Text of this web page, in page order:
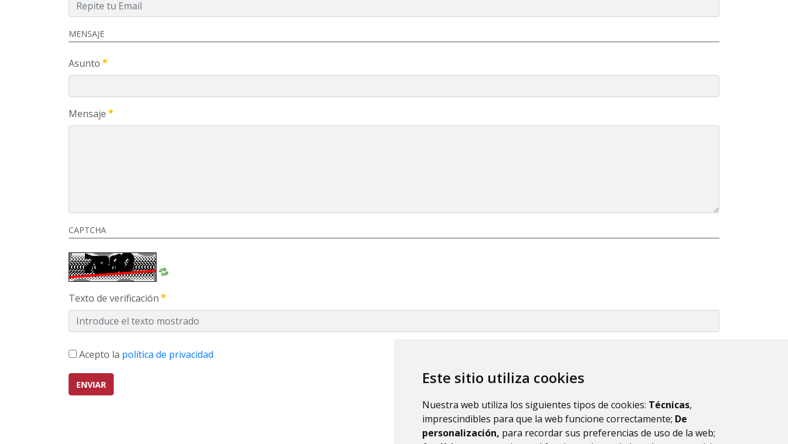
Este sitio utiliza cookies
Nuestra web utiliza los siguientes tipos de cookies: Técnicas,
imprescindibles para que la web funcione correctamente; De
personalización, para recordar sus preferencias de uso de la web;
MENSAJE
Asunto
Mensaje
CAPTCHA
Texto de verificación
Acepto la política de privacidad
ENVIAR